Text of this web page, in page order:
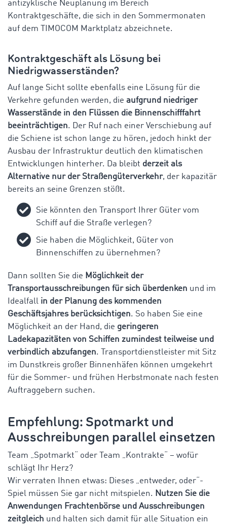
antizyklische Neuplanung im Bereich
Kontraktgeschäfte, die sich in den Sommermonaten
auf dem TIMOCOM Marktplatz abzeichnete.
Kontraktgeschäft als Lösung bei
Niedrigwasserständen?
Auf lange Sicht sollte ebenfalls eine Lösung für die
Verkehre gefunden werden, die aufgrund niedriger
Wasserstände in den Flüssen die Binnenschifffahrt
beeinträchtigen. Der Ruf nach einer Verschiebung auf
die Schiene ist schon lange zu hören, jedoch hinkt der
Ausbau der Infrastruktur deutlich den klimatischen
Entwicklungen hinterher. Da bleibt derzeit als
Alternative nur der Straßengüterverkehr, der kapazitär
bereits an seine Grenzen stößt.
Sie könnten den Transport Ihrer Güter vom
Schiff auf die Straße verlegen?
Sie haben die Möglichkeit, Güter von
Binnenschiffen zu übernehmen?
Dann sollten Sie die Möglichkeit der
Transportausschreibungen für sich überdenken und im
Idealfall in der Planung des kommenden
Geschäftsjahres berücksichtigen. So haben Sie eine
Möglichkeit an der Hand, die geringeren
Ladekapazitäten von Schiffen zumindest teilweise und
verbindlich abzufangen. Transportdienstleister mit Sitz
im Dunstkreis großer Binnenhäfen können umgekehrt
für die Sommer- und frühen Herbstmonate nach festen
Auftraggebern suchen.
Empfehlung: Spotmarkt und
Ausschreibungen parallel einsetzen
Team „Spotmarkt“ oder Team „Kontrakte“ – wofür
schlägt Ihr Herz?
Wir verraten Ihnen etwas: Dieses „entweder, oder“-
Spiel müssen Sie gar nicht mitspielen. Nutzen Sie die
Anwendungen Frachtenbörse und Ausschreibungen
zeitgleich und halten sich damit für alle Situation ein